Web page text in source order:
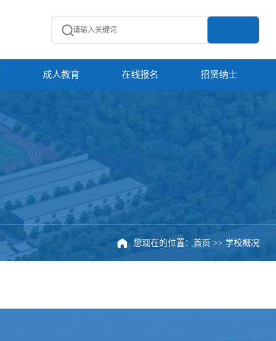
成人教育 在线报名 招贤纳士
您现在的位置：首页 >>学校概况